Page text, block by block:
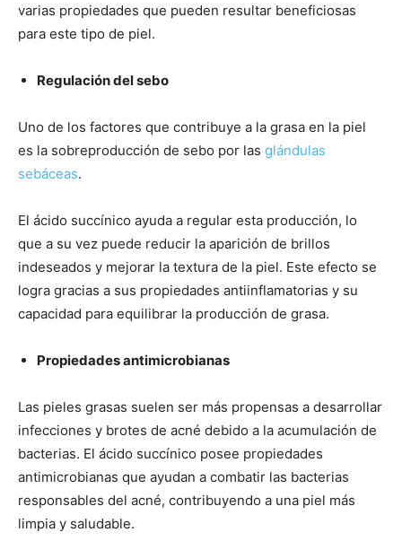
varias propiedades que pueden resultar beneficiosas
para este tipo de piel.
Regulación del sebo
Uno de los factores que contribuye a la grasa en la piel
es la sobreproducción de sebo por las glándulas
sebáceas.
El ácido succínico ayuda a regular esta producción, lo
que a su vez puede reducir la aparición de brillos
indeseados y mejorar la textura de la piel. Este efecto se
logra gracias a sus propiedades antiinflamatorias y su
capacidad para equilibrar la producción de grasa.
Propiedades antimicrobianas
Las pieles grasas suelen ser más propensas a desarrollar
infecciones y brotes de acné debido a la acumulación de
bacterias. El ácido succínico posee propiedades
antimicrobianas que ayudan a combatir las bacterias
responsables del acné, contribuyendo a una piel más
limpia y saludable.